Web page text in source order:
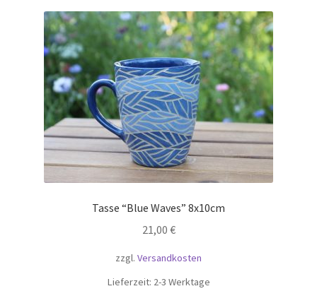
Tasse “Blue Waves” 8x10cm
21,00 €
zzgl. Versandkosten
Lieferzeit: 2-3 Werktage